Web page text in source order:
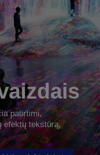
patirtimi,
efektų tekstūrą,